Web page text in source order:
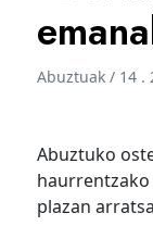
Abuztuak / 14 .
Abuztuko
plazan